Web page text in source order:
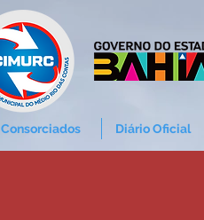
Diário Oficial